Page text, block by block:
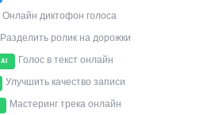
Онлайн диктофон голоса
Разделить ролик на дорожки
AI Голос в текст онлайн
Улучшить качество записи
Мастеринг трека онлайн